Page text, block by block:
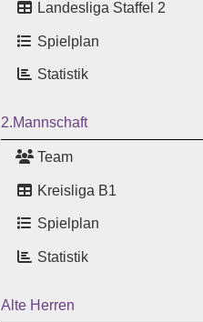
Landesliga Staffel 2
Spielplan
Statistik
2.Mannschaft
Team
Kreisliga B1
Spielplan
Statistik
Alte Herren